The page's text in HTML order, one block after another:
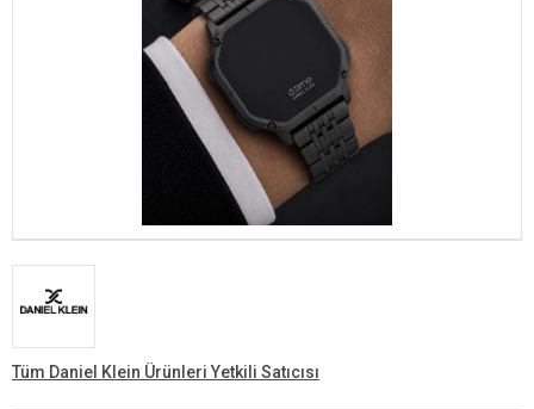
Tüm Daniel Klein Ürünleri Yetkili Satıcısı